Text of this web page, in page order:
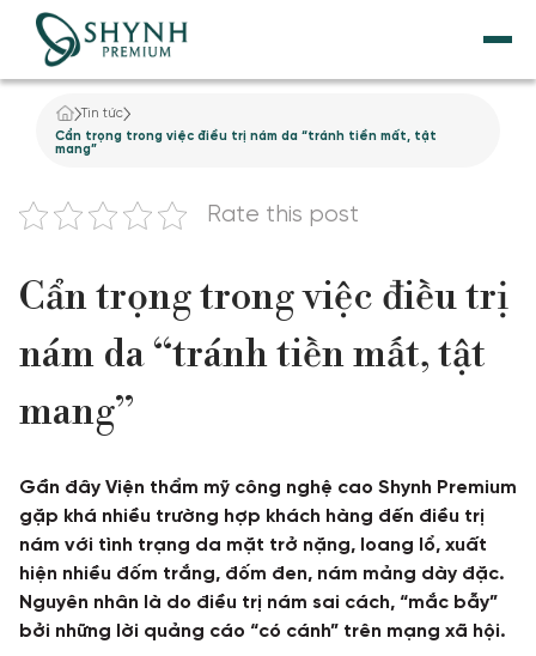
TRANG CHỦ
THẨM MỸ NỘI KHOA
ĐIỀU TRỊ DA
TƯ VẤN
TIN TỨC
Tin tức
Cẩn trọng trong việc điều trị nám da “tránh tiền mất, tật
mang”
Rate this post
Cẩn trọng trong việc điều trị
nám da “tránh tiền mất, tật
mang”
Gần đây Viện thẩm mỹ công nghệ cao Shynh Premium
gặp khá nhiều trường hợp khách hàng đến điều trị
nám với tình trạng da mặt trở nặng, loang lổ, xuất
hiện nhiều đốm trắng, đốm đen, nám mảng dày đặc.
Nguyên nhân là do điều trị nám sai cách, “mắc bẫy”
bởi những lời quảng cáo “có cánh” trên mạng xã hội.